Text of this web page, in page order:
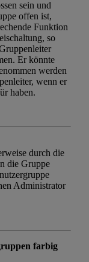
sein und
offen ist,
Funktion
so
Er könnte
werden
wenn er
haben.
durch die
die Gruppe
Administrator
farbig